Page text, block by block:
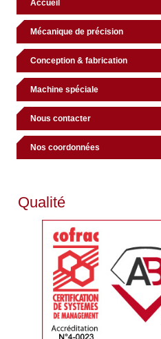
Accueil
Mécanique de précision
Conception & fabrication
Machine spéciale
Nous contacter
Nos coordonnées
Qualité